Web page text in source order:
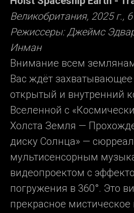
Великобритания, 2025 г.,
Режиссеры: Джеймс
Инман
Внимание всем
Вас ждёт захватывающее
открытый и внутренний
Вселенной с
Холста Земля —
диску Солнца» —
мультисенсорным
видеопроектом с
погружения в 360°. Это
прекрасное